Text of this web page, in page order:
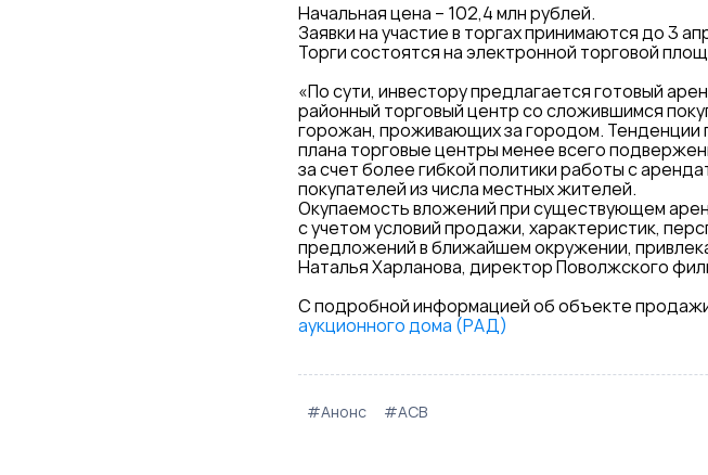
Начальная цена – 102,4 млн рублей.
Заявки на участие в торгах принимаются до 3
Торги состоятся на электронной торговой
«По сути, инвестору предлагается готовый
районный торговый центр со сложившимся
горожан, проживающих за городом. Тенденции
плана торговые центры менее всего
за счет более гибкой политики работы с
покупателей из числа местных жителей.
Окупаемость вложений при существующем
с учетом условий продажи, характеристик,
предложений в ближайшем окружении,
Наталья Харланова, директор Поволжского
С подробной информацией об объекте
аукционного дома (РАД)
#Анонс #АСВ